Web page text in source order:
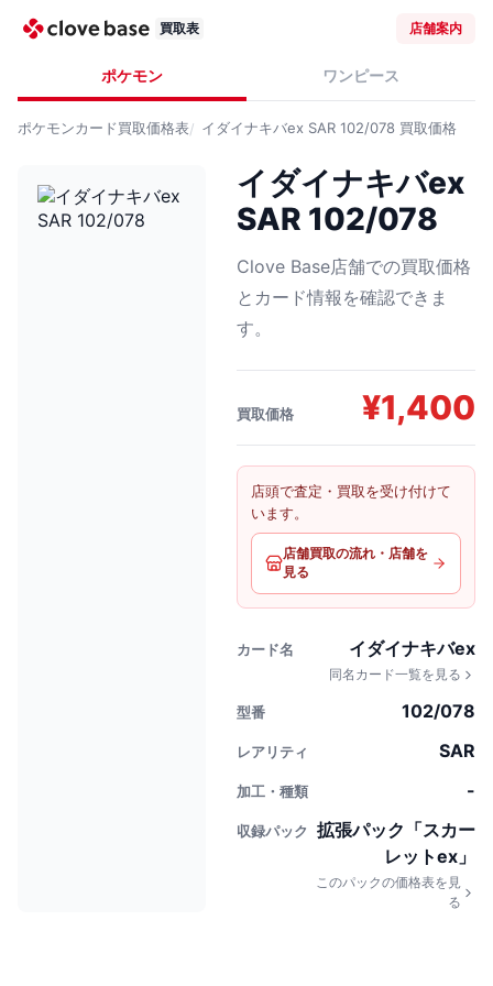
買取表 店舗案内
ポケモン ワンピース
ポケモンカード買取価格表 イダイナキバex SAR 102/078 買取価格
イダイナキバex
SAR 102/078
Clove Base店舗での買取価格
とカード情報を確認できま
す。
買取価格 ¥1,400
店頭で査定・買取を受け付けて
います。
店舗買取の流れ・店舗を
見る
カード名 イダイナキバex
同名カード一覧を見る
型番 102/078
レアリティ SAR
加工・種類 -
収録パック
拡張パック「スカー
レットex」
このパックの価格表を見
る